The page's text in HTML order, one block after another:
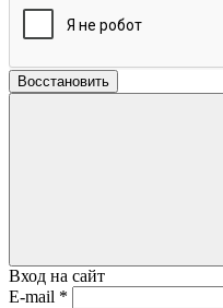
Восстановить
Вход на сайт
E-mail *